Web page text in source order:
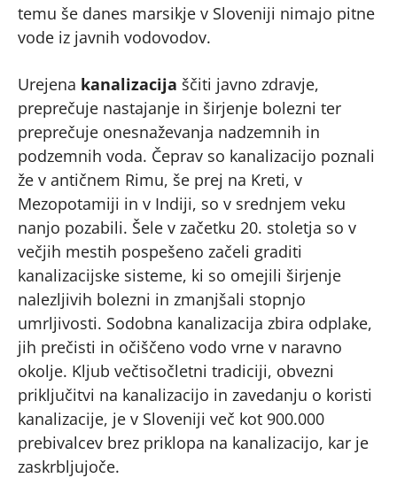
temu še danes marsikje v Sloveniji nimajo pitne
vode iz javnih vodovodov.
Urejena kanalizacija ščiti javno zdravje,
preprečuje nastajanje in širjenje bolezni ter
preprečuje onesnaževanja nadzemnih in
podzemnih voda. Čeprav so kanalizacijo poznali
že v antičnem Rimu, še prej na Kreti, v
Mezopotamiji in v Indiji, so v srednjem veku
nanjo pozabili. Šele v začetku 20. stoletja so v
večjih mestih pospešeno začeli graditi
kanalizacijske sisteme, ki so omejili širjenje
nalezljivih bolezni in zmanjšali stopnjo
umrljivosti. Sodobna kanalizacija zbira odplake,
jih prečisti in očiščeno vodo vrne v naravno
okolje. Kljub večtisočletni tradiciji, obvezni
priključitvi na kanalizacijo in zavedanju o koristi
kanalizacije, je v Sloveniji več kot 900.000
prebivalcev brez priklopa na kanalizacijo, kar je
zaskrbljujoče.